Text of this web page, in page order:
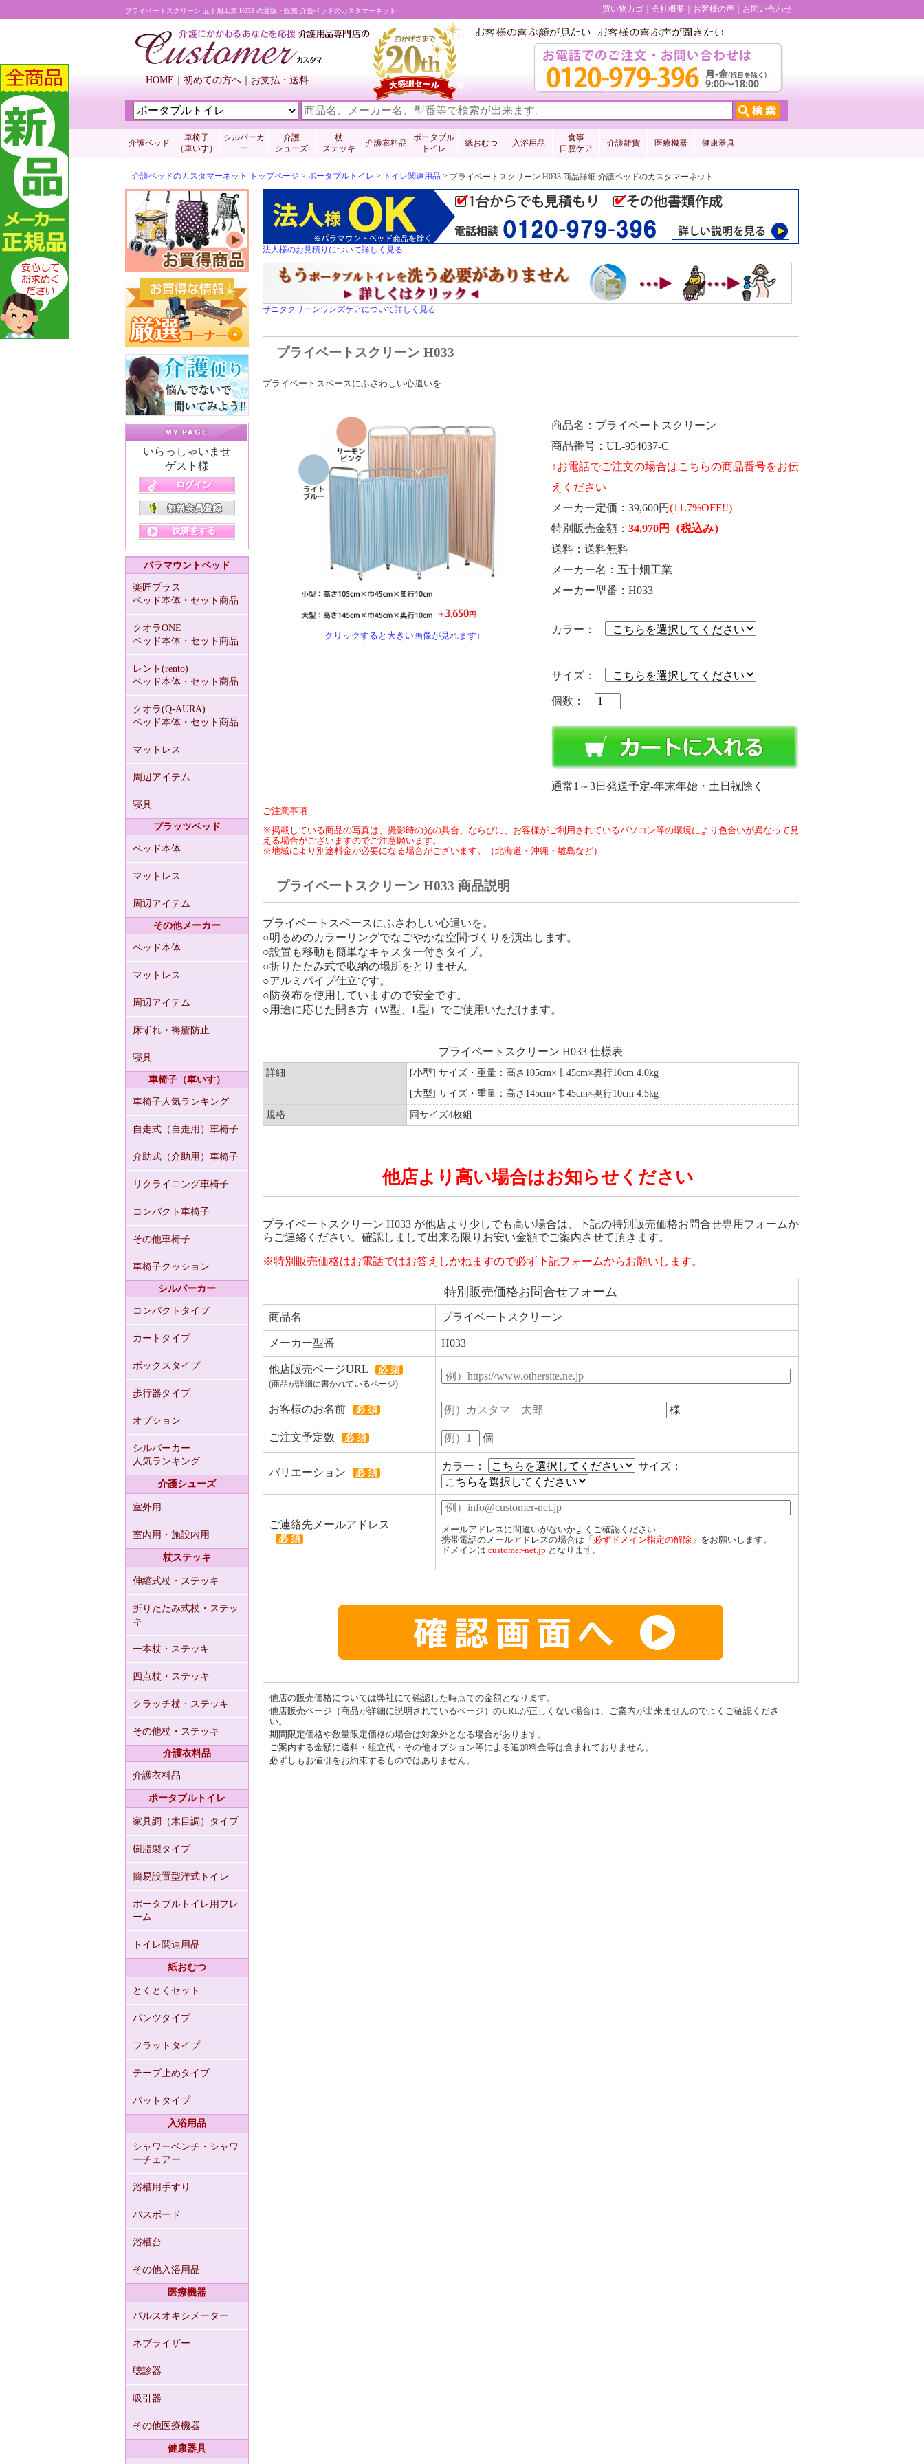
プライベートスクリーン 五十畑工業 H033 の通販・販売 介護ベッドのカスタマーネット 買い物カゴ 会社概要 お客様の声 お問い合わせ
HOME 初めての方へ お支払・送料
介護ベッド
車椅子
（車いす）
シルバーカ
ー
介護
シューズ
杖
ステッキ
介護衣料品
ポータブル
トイレ
紙おむつ 入浴用品
食事
口腔ケア
介護雑貨 医療機器 健康器具
介護ベッドのカスタマーネット トップページ > ポータブルトイレ > トイレ関連用品 > プライベートスクリーン H033 商品詳細 介護ベッドのカスタマーネット
いらっしゃいませ
ゲスト様
パラマウントベッド
楽匠プラス
ベッド本体・セット商品
クオラONE
ベッド本体・セット商品
レント(rento)
ベッド本体・セット商品
クオラ(Q-AURA)
ベッド本体・セット商品
マットレス
周辺アイテム
寝具
プラッツベッド
ベッド本体
マットレス
周辺アイテム
その他メーカー
ベッド本体
マットレス
周辺アイテム
床ずれ・褥瘡防止
寝具
車椅子（車いす）
車椅子人気ランキング
自走式（自走用）車椅子
介助式（介助用）車椅子
リクライニング車椅子
コンパクト車椅子
その他車椅子
車椅子クッション
シルバーカー
コンパクトタイプ
カートタイプ
ボックスタイプ
歩行器タイプ
オプション
シルバーカー
人気ランキング
介護シューズ
室外用
室内用・施設内用
杖ステッキ
伸縮式杖・ステッキ
折りたたみ式杖・ステッ
キ
一本杖・ステッキ
四点杖・ステッキ
クラッチ杖・ステッキ
その他杖・ステッキ
介護衣料品
介護衣料品
ポータブルトイレ
家具調（木目調）タイプ
樹脂製タイプ
簡易設置型洋式トイレ
ポータブルトイレ用フレ
ーム
トイレ関連用品
紙おむつ
とくとくセット
パンツタイプ
フラットタイプ
テープ止めタイプ
パットタイプ
入浴用品
シャワーベンチ・シャワ
ーチェアー
浴槽用手すり
バスボード
浴槽台
その他入浴用品
医療機器
パルスオキシメーター
ネブライザー
聴診器
吸引器
その他医療機器
健康器具
法人様のお見積りについて詳しく見る
サニタクリーンワンズケアについて詳しく見る
プライベートスクリーン H033
プライベートスペースにふさわしい心遣いを
↑クリックすると大きい画像が見れます↑
商品名
プライベートスクリーン
商品番号
UL-954037-C
メーカー定価 39,600円(11.7%OFF!!)
特別販売金額
34,970円
（税込み）
送料
送料無料
メーカー名
五十畑工業
メーカー型番
H033
カラー：
サイズ：
個数：
通常1～3日発送予定-年末年始・土日祝除く
ご注意事項
※掲載している商品の写真は、撮影時の光の具合、ならびに、お客様がご利用されているパソコン等の環境により色合いが異なって見
える場合がございますのでご注意願います。
※地域により別途料金が必要になる場合がございます。（北海道・沖縄・離島など）
プライベートスクリーン H033 商品説明
プライベートスペースにふさわしい心遣いを。
○明るめのカラーリングでなごやかな空間づくりを演出します。
○設置も移動も簡単なキャスター付きタイプ。
○折りたたみ式で収納の場所をとりません
○アルミパイプ仕立です。
○防炎布を使用していますので安全です。
○用途に応じた開き方（W型、L型）でご使用いただけます。
プライベートスクリーン H033 仕様表
詳細
[小型] サイズ・重量：高さ105cm×巾45cm×奥行10cm 4.0kg
[大型] サイズ・重量：高さ145cm×巾45cm×奥行10cm 4.5kg
規格 同サイズ4枚組
他店より高い場合はお知らせください
プライベートスクリーン H033 が他店より少しでも高い場合は、下記の特別販売価格お問合せ専用フォームか
らご連絡ください。確認しまして出来る限りお安い金額でご案内させて頂きます。
※特別販売価格はお電話ではお答えしかねますので必ず下記フォームからお願いします。
特別販売価格お問合せフォーム
商品名 プライベートスクリーン
メーカー型番 H033
他店販売ページURL 必 須
(商品が詳細に書かれているページ)
お客様のお名前 必 須 様
ご注文予定数 必 須 個
バリエーション 必 須
カラー： サイズ：
ご連絡先メールアドレス
必 須
メールアドレスに間違いがないかよくご確認ください
携帯電話のメールアドレスの場合は 「必ずドメイン指定の解除」 をお願いします。
ドメインは customer-net.jp となります。
他店の販売価格については弊社にて確認した時点での金額となります。
他店販売ページ（商品が詳細に説明されているページ）のURLが正しくない場合は、ご案内が出来ませんのでよくご確認くださ
い。
期間限定価格や数量限定価格の場合は対象外となる場合があります。
ご案内する金額に送料・組立代・その他オプション等による追加料金等は含まれておりません。
必ずしもお値引をお約束するものではありません。